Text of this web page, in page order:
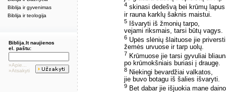
Biblija ir gyvenimas
Biblija ir teologija
Biblija.lt naujienos
el. paštu:
»Apie...
»Atsakyti
4 skinasi dedešvą bei krūmų lapus
ir rauna karklų šaknis maistui.
5 Išvaryti iš žmonių tarpo,
vejami riksmais, tarsi būtų vagys.
6 Upės slėnių šlaituose jie
žemės urvuose ir tarp uolų.
7 Krūmuose jie tarsi gyvuliai
po krūmokšniais buriasi į draugę.
8 Niekingi bevardžiai valkatos,
jie buvo botagu iš šalies išvaryti.
9 Bet dabar jie išjuokia mane